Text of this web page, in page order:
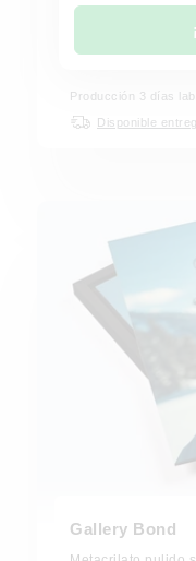
Producción 3 días
Disponible
Gallery Bond